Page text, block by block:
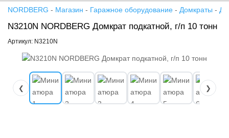
NORDBERG - Магазин - Гаражное оборудование - Домкраты -
N3210N NORDBERG Домкрат подкатной, г/п 10 тонн
Артикул: N3210N
❮ ❯